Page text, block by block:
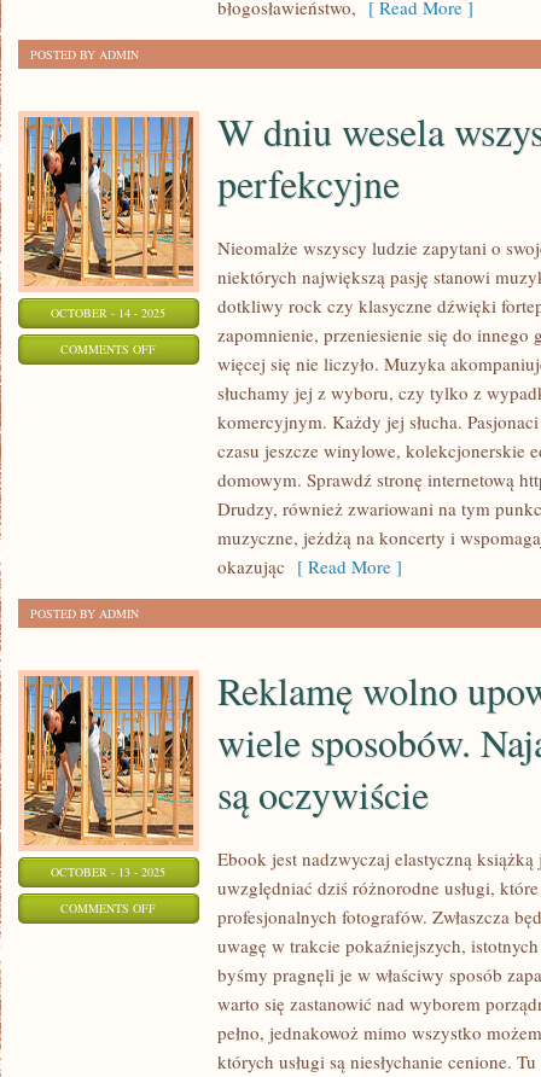
błogosławieństwo, [ Read More ]
POSTED BY ADMIN
OCTOBER - 14 - 2025
COMMENTS OFFON
PERFEKCYJNE
W dniu wesela
perfekcyjne
Nieomalże wszyscy ludzie zapytani o
niektórych największą pasję stanowi
dotkliwy rock czy klasyczne dźwięki
zapomnienie, przeniesienie się do
więcej się nie liczyło. Muzyka
słuchamy jej z wyboru, czy tylko z
komercyjnym. Każdy jej słucha.
czasu jeszcze winylowe, kolekcjonerskie
domowym. Sprawdź stronę internetową
Drudzy, również zwariowani na tym
muzyczne, jeżdżą na koncerty i
okazując [ Read More ]
POSTED BY ADMIN
OCTOBER - 13 - 2025
COMMENTS OFFON
UPOWSZECHNIAĆ
Reklamę wolno
wiele sposobów.
są oczywiście
Ebook jest nadzwyczaj elastyczną
uwzględniać dziś różnorodne usługi,
profesjonalnych fotografów. Zwłaszcza
uwagę w trakcie pokaźniejszych,
byśmy pragnęli je w właściwy sposób
warto się zastanowić nad wyborem
pełno, jednakowoż mimo wszystko
których usługi są niesłychanie cenione.